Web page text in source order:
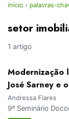
início › palavras-
setor
1 artigo
Modernização
José Sarney e
Andressa Fiares
9º Seminário